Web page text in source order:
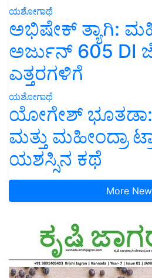
ಯಶೋಗಾಥೆ
ಅಭಿಷೇಕ್ ತ್ಯಾಗಿ:
ಅರ್ಜುನ್ 605 DI
ಎತ್ತರಗಳಿಗೆ
ಯಶೋಗಾಥೆ
ಯೋಗೇಶ್ ಭೂತಡಾ:
ಮತ್ತು ಮಹೀಂದ್ರಾ
ಯಶಸ್ಸಿನ ಕಥೆ
More